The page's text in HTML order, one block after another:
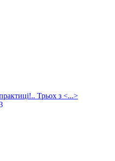
Трьох з <...>